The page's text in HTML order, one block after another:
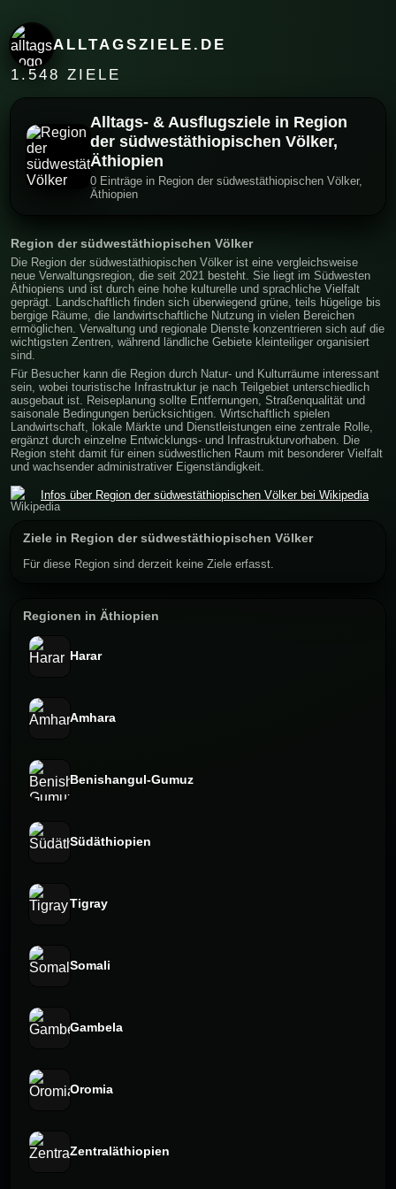
ALLTAGSZIELE.DE
1.548 ZIELE
Alltags- & Ausflugsziele in Region
der südwestäthiopischen Völker,
Äthiopien
0 Einträge in Region der südwestäthiopischen Völker,
Äthiopien
Region der südwestäthiopischen Völker
Die Region der südwestäthiopischen Völker ist eine vergleichsweise
neue Verwaltungsregion, die seit 2021 besteht. Sie liegt im Südwesten
Äthiopiens und ist durch eine hohe kulturelle und sprachliche Vielfalt
geprägt. Landschaftlich finden sich überwiegend grüne, teils hügelige bis
bergige Räume, die landwirtschaftliche Nutzung in vielen Bereichen
ermöglichen. Verwaltung und regionale Dienste konzentrieren sich auf die
wichtigsten Zentren, während ländliche Gebiete kleinteiliger organisiert
sind.
Für Besucher kann die Region durch Natur- und Kulturräume interessant
sein, wobei touristische Infrastruktur je nach Teilgebiet unterschiedlich
ausgebaut ist. Reiseplanung sollte Entfernungen, Straßenqualität und
saisonale Bedingungen berücksichtigen. Wirtschaftlich spielen
Landwirtschaft, lokale Märkte und Dienstleistungen eine zentrale Rolle,
ergänzt durch einzelne Entwicklungs- und Infrastrukturvorhaben. Die
Region steht damit für einen südwestlichen Raum mit besonderer Vielfalt
und wachsender administrativer Eigenständigkeit.
Infos über Region der südwestäthiopischen Völker bei Wikipedia
Ziele in Region der südwestäthiopischen Völker
Für diese Region sind derzeit keine Ziele erfasst.
Regionen in Äthiopien
Harar
Amhara
Benishangul-Gumuz
Südäthiopien
Tigray
Somali
Gambela
Oromia
Zentraläthiopien